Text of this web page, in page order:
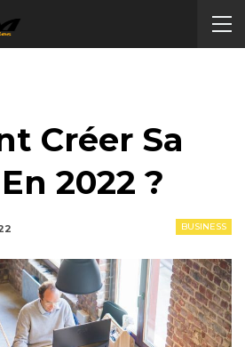
Créer Sa
2022 ?
BUSINESS